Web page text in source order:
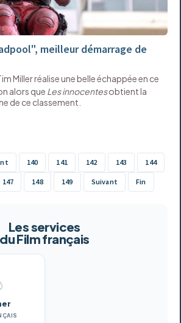
meilleur démarrage de
Miller réalise une belle échappée en ce
alors que Les innocentesobtient la
de ce classement.
140 141 142 143 144
147 148 149 Suivant Fin
Les services
du Film français